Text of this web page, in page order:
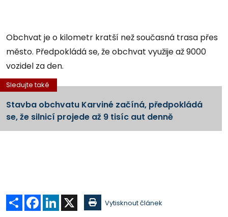
Obchvat je o kilometr kratší než současná trasa přes
město. Předpokládá se, že obchvat využije až 9000
vozidel za den.
Sledujte také
Stavba obchvatu Karviné začíná, předpokládá
se, že silnicí projede až 9 tisíc aut denně
Sdílet Facebook
LinkedIn Vytisknout článek